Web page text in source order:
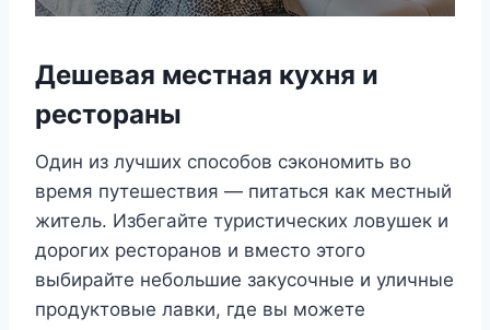
Дешевая местная кухня и
рестораны
Один из лучших способов сэкономить во
время путешествия — питаться как местный
житель. Избегайте туристических ловушек и
дорогих ресторанов и вместо этого
выбирайте небольшие закусочные и уличные
продуктовые лавки, где вы можете